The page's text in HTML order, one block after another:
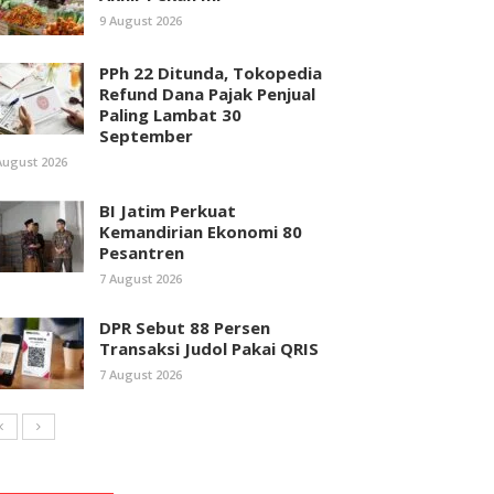
9 August 2026
PPh 22 Ditunda, Tokopedia
Refund Dana Pajak Penjual
Paling Lambat 30
September
2026
BI Jatim Perkuat
Kemandirian Ekonomi 80
Pesantren
7 August 2026
DPR Sebut 88 Persen
Transaksi Judol Pakai QRIS
7 August 2026